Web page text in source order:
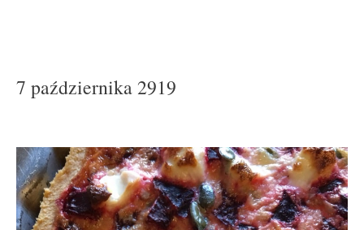
7 października 2919